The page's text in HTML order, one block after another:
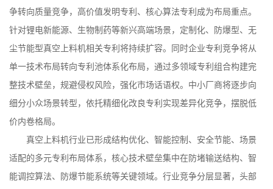
争转向质量竞争，高价值发明专利、核心算法专利成为布局重点。
针对锂电新能源、生物制药等新兴高端场景，定制化、防爆型、无
尘节能型真空上料机相关专利将持续扩容。同时企业专利竞争将从
单一技术布局转向专利池体系化布局，通过多领域专利组合构建完
整技术壁垒，规避侵权风险，强化市场话语权。中小厂商将逐步向
细分小众场景转型，依托精细化改良专利实现差异化竞争，摆脱低
价内卷格局。
真空上料机行业已形成结构优化、智能控制、安全节能、场景
适配的多元专利布局体系，核心技术壁垒集中在防堵输送结构、智
能调控算法、防爆节能系统等关键领域。行业竞争分层显著，头部